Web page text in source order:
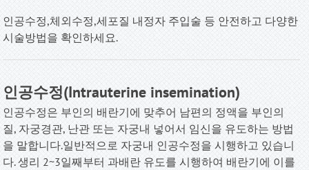
인공수정,체외수정,세포질 내정자 주입술 등 안전하고 다양한
시술방법을 확인하세요.
인공수정(Intrauterine insemination)
인공수정은 부인의 배란기에 맞추어 남편의 정액을 부인의
질, 자궁경관, 난관 또는 자궁내 넣어서 임신을 유도하는 방법
을 말합니다.일반적으로 자궁내 인공수정을 시행하고 있습니
다. 생리 2~3일째부터 과배란 유도를 시행하여 배란기에 이를